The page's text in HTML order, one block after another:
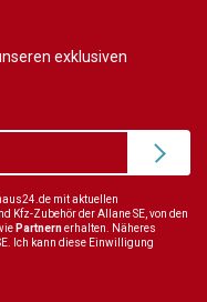
exklusiven
mit aktuellen
Kfz-Zubehör der Allane SE, von den
Partnernerhalten. Näheres
Ich kann diese Einwilligung